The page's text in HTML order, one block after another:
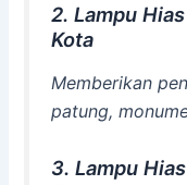
2. Lampu
Kota
Memberikan
patung,
3. Lampu